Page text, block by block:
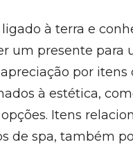
à terra e
um presente para
por
à estética,
Itens
de spa, também